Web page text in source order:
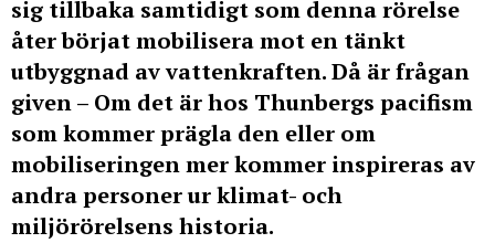
sig tillbaka samtidigt som denna rörelse
åter börjat mobilisera mot en tänkt
utbyggnad av vattenkraften. Då är frågan
given – Om det är hos Thunbergs pacifism
som kommer prägla den eller om
mobiliseringen mer kommer inspireras av
andra personer ur klimat- och
miljörörelsens historia.